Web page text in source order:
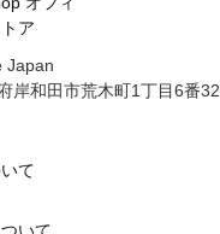
Japan
岸和田市荒木町1丁目6番
て